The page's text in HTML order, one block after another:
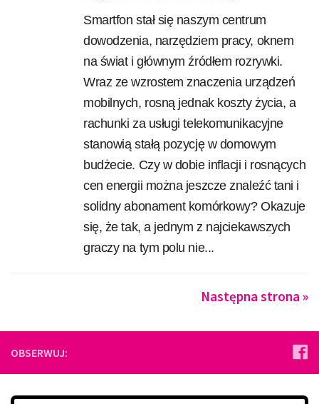
Smartfon stał się naszym centrum
dowodzenia, narzędziem pracy, oknem
na świat i głównym źródłem rozrywki.
Wraz ze wzrostem znaczenia urządzeń
mobilnych, rosną jednak koszty życia, a
rachunki za usługi telekomunikacyjne
stanowią stałą pozycję w domowym
budżecie. Czy w dobie inflacji i rosnących
cen energii można jeszcze znaleźć tani i
solidny abonament komórkowy? Okazuje
się, że tak, a jednym z najciekawszych
graczy na tym polu nie...
Następna strona »
OBSERWUJ: